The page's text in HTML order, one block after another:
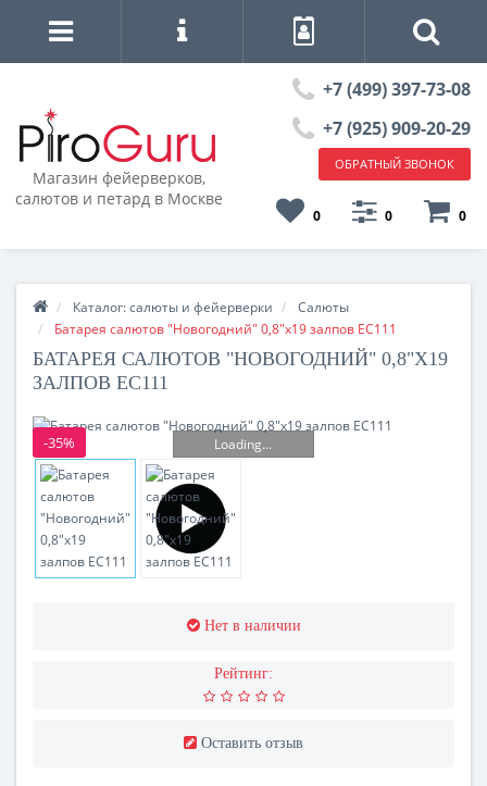
Магазин фейерверков,
салютов и петард в Москве
+7 (499) 397-73-08
+7 (925) 909-20-29
ОБРАТНЫЙ ЗВОНОК
0 0 0
Каталог: салюты и фейерверки
Салюты
Батарея салютов "Новогодний" 0,8"х19 залпов EC111
БАТАРЕЯ САЛЮТОВ "НОВОГОДНИЙ" 0,8"Х19
ЗАЛПОВ EC111
-35% Loading...
Нет в наличии
Рейтинг:
Оставить отзыв